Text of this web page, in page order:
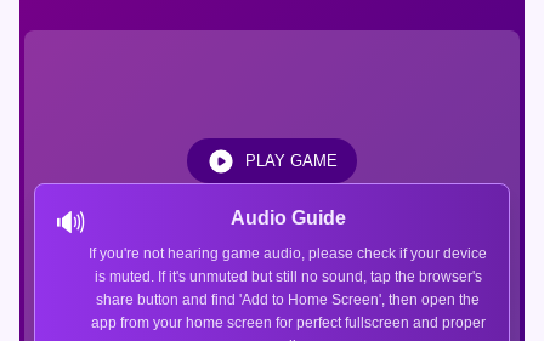
🔊 Audio Guide
If you're not hearing game audio, please check if your device
is muted. If it's unmuted but still no sound, tap the browser's
share button and find 'Add to Home Screen', then open the
app from your home screen for perfect fullscreen and proper
PLAY GAME